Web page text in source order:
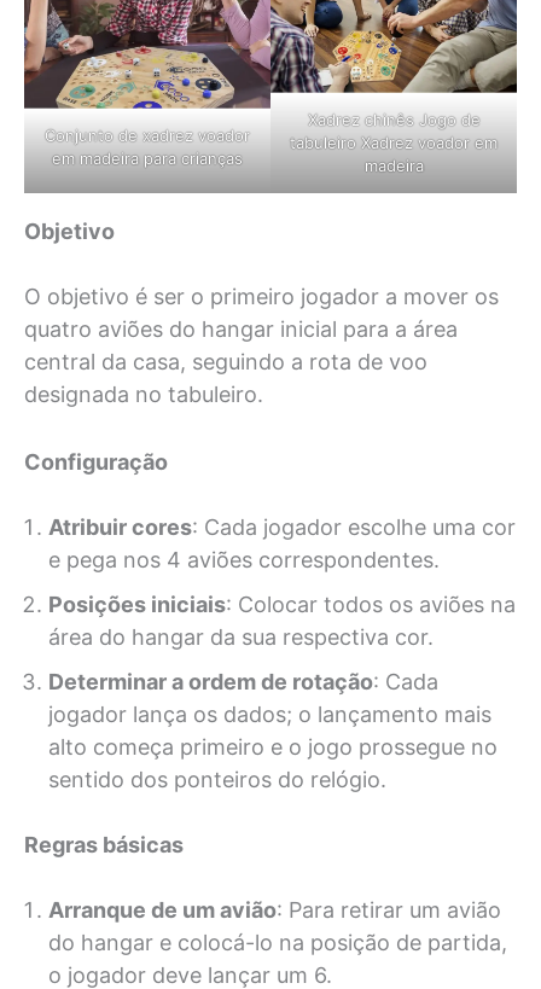
Conjunto de xadrez voador
em madeira para crianças
Xadrez chinês Jogo de
tabuleiro Xadrez voador em
madeira
Objetivo
O objetivo é ser o primeiro jogador a mover os
quatro aviões do hangar inicial para a área
central da casa, seguindo a rota de voo
designada no tabuleiro.
Configuração
Atribuir cores: Cada jogador escolhe uma cor
e pega nos 4 aviões correspondentes.
Posições iniciais: Colocar todos os aviões na
área do hangar da sua respectiva cor.
Determinar a ordem de rotação: Cada
jogador lança os dados; o lançamento mais
alto começa primeiro e o jogo prossegue no
sentido dos ponteiros do relógio.
Regras básicas
Arranque de um avião: Para retirar um avião
do hangar e colocá-lo na posição de partida,
o jogador deve lançar um 6.